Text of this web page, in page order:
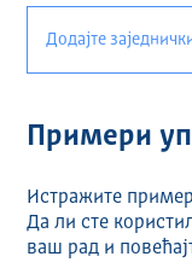
Додајте
Примери
Истражите
Да ли сте
ваш рад и